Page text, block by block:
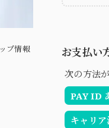
プ情報 お支払い
次の方法
PAY ID
キャリ